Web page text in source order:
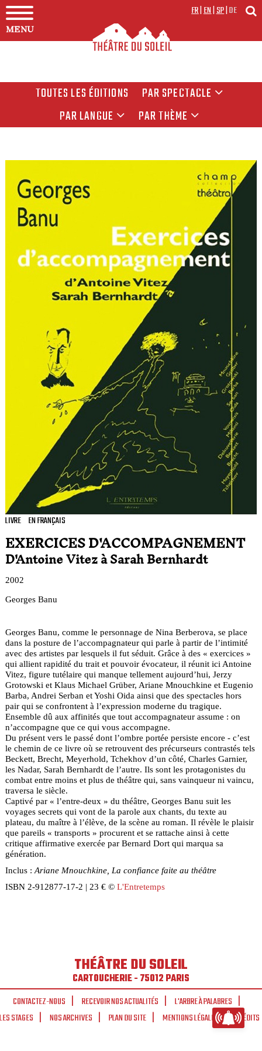
MENU
FR|EN|SP|DE
TOUTES LES ÉDITIONS
PAR SPECTACLE
PAR LANGUE
PAR THÈME
LIVRE EN FRANÇAIS
EXERCICES D'ACCOMPAGNEMENT
D'Antoine Vitez à Sarah Bernhardt
2002
Georges Banu
Georges Banu, comme le personnage de Nina Berberova, se place
dans la posture de l’accompagnateur qui parle à partir de l’intimité
avec des artistes par lesquels il fut séduit. Grâce à des « exercices »
qui allient rapidité du trait et pouvoir évocateur, il réunit ici Antoine
Vitez, figure tutélaire qui manque tellement aujourd’hui, Jerzy
Grotowski et Klaus Michael Grüber, Ariane Mnouchkine et Eugenio
Barba, Andrei Serban et Yoshi Oida ainsi que des spectacles hors
pair qui se confrontent à l’expression moderne du tragique.
Ensemble dû aux affinités que tout accompagnateur assume : on
n’accompagne que ce qui vous accompagne.
Du présent vers le passé dont l’ombre portée persiste encore - c’est
le chemin de ce livre où se retrouvent des précurseurs contrastés tels
Beckett, Brecht, Meyerhold, Tchekhov d’un côté, Charles Garnier,
les Nadar, Sarah Bernhardt de l’autre. Ils sont les protagonistes du
combat entre moins et plus de théâtre qui, sans vainqueur ni vaincu,
traversa le siècle.
Captivé par « l’entre-deux » du théâtre, Georges Banu suit les
voyages secrets qui vont de la parole aux chants, du texte au
plateau, du maître à l’élève, de la scène au roman. Il révèle le plaisir
que pareils « transports » procurent et se rattache ainsi à cette
critique affirmative exercée par Bernard Dort qui marqua sa
génération.
Inclus : Ariane Mnouchkine, La confiance faite au théâtre
ISBN 2-912877-17-2 | 23 € © L'Entretemps
THÉÂTRE DU SOLEIL
CARTOUCHERIE - 75012 PARIS
CONTACTEZ-NOUS
RECEVOIR NOS ACTUALITÉS
L'ARBRE À PALABRES
LES STAGES
NOS ARCHIVES PLAN DU SITE MENTIONS LÉGALES CRÉDITS